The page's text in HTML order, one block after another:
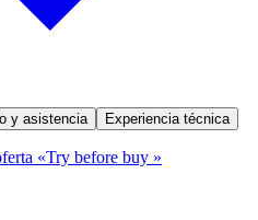
y asistencia Experiencia técnica
«Try before buy »